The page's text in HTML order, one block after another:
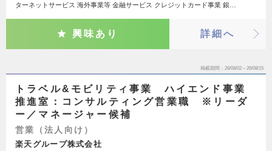
ターネットサービス 海外事業等 金融サービス クレジットカード事業 銀…
興味あり 詳細へ
掲載期間 26/08/02～26/08/15
トラベル&モビリティ事業 ハイエンド事業
推進室：コンサルティング営業職 ※リーダ
ー／マネージャー候補
営業（法人向け）
楽天グループ株式会社